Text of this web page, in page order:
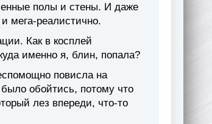
полы и стены. И даже
мега-реалистично.
Как в косплей
именно я, блин, попала?
повисла на
обойтись, потому что
лез впереди, что-то